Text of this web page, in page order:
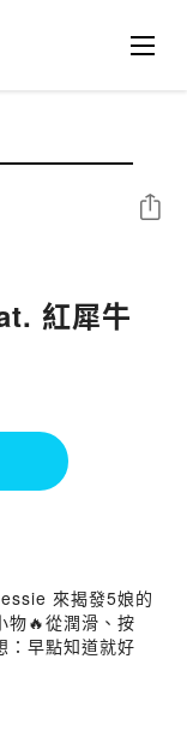
紅犀牛
分享
來揭發5娘的
物🔥從潤滑、按
：早點知道就好